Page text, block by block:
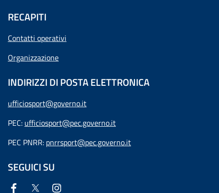
RECAPITI
Contatti operativi
Organizzazione
INDIRIZZI DI POSTA ELETTRONICA
ufficiosport@governo.it
PEC: ufficiosport@pec.governo.it
PEC PNRR: pnrrsport@pec.governo.it
SEGUICI SU